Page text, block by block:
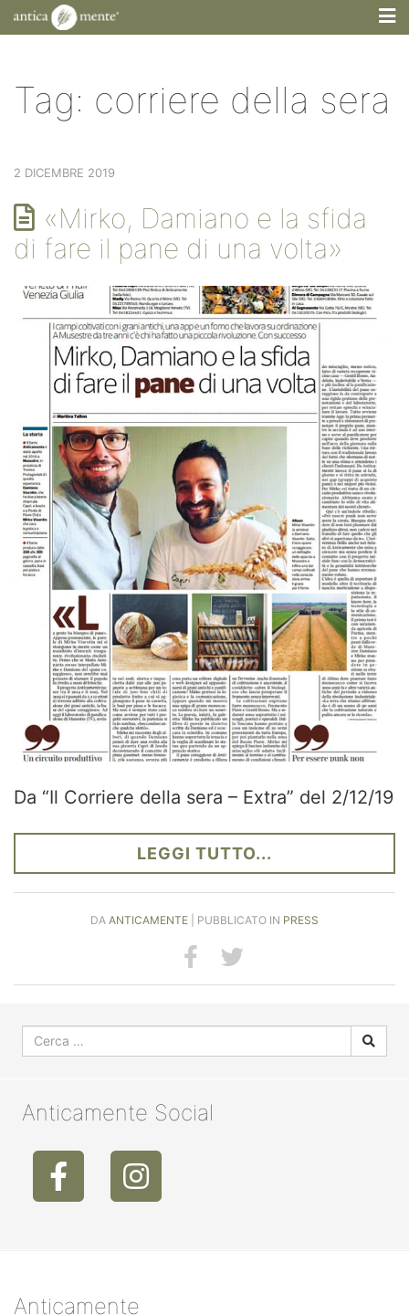
Tag: corriere della sera
2 DICEMBRE 2019
«Mirko, Damiano e la sfida
di fare il pane di una volta»
Da “Il Corriere della sera – Extra” del 2/12/19
LEGGI TUTTO...
DA ANTICAMENTE | PUBBLICATO IN PRESS
Anticamente Social
Anticamente